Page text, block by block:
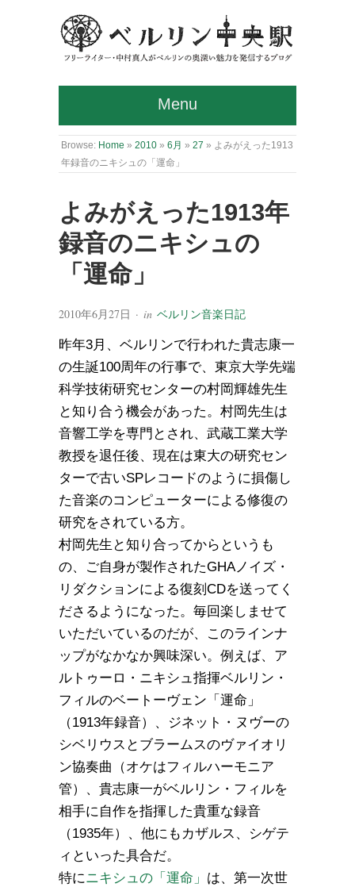
Menu
Browse: Home » 2010 » 6月 » 27 » よみがえった1913
年録音のニキシュの「運命」
よみがえった1913年
録音のニキシュの
「運命」
2010年6月27日 · in ベルリン音楽日記
昨年3月、ベルリンで行われた貴志康一
の生誕100周年の行事で、東京大学先端
科学技術研究センターの村岡輝雄先生
と知り合う機会があった。村岡先生は
音響工学を専門とされ、武蔵工業大学
教授を退任後、現在は東大の研究セン
ターで古いSPレコードのように損傷し
た音楽のコンピューターによる修復の
研究をされている方。
村岡先生と知り合ってからというも
の、ご自身が製作されたGHAノイズ・
リダクションによる復刻CDを送ってく
ださるようになった。毎回楽しませて
いただいているのだが、このラインナ
ップがなかなか興味深い。例えば、ア
ルトゥーロ・ニキシュ指揮ベルリン・
フィルのベートーヴェン「運命」
（1913年録音）、ジネット・ヌヴーの
シベリウスとブラームスのヴァイオリ
ン協奏曲（オケはフィルハーモニア
管）、貴志康一がベルリン・フィルを
相手に自作を指揮した貴重な録音
（1935年）、他にもカザルス、シゲテ
ィといった具合だ。
特にニキシュの「運命」 は、第一次世